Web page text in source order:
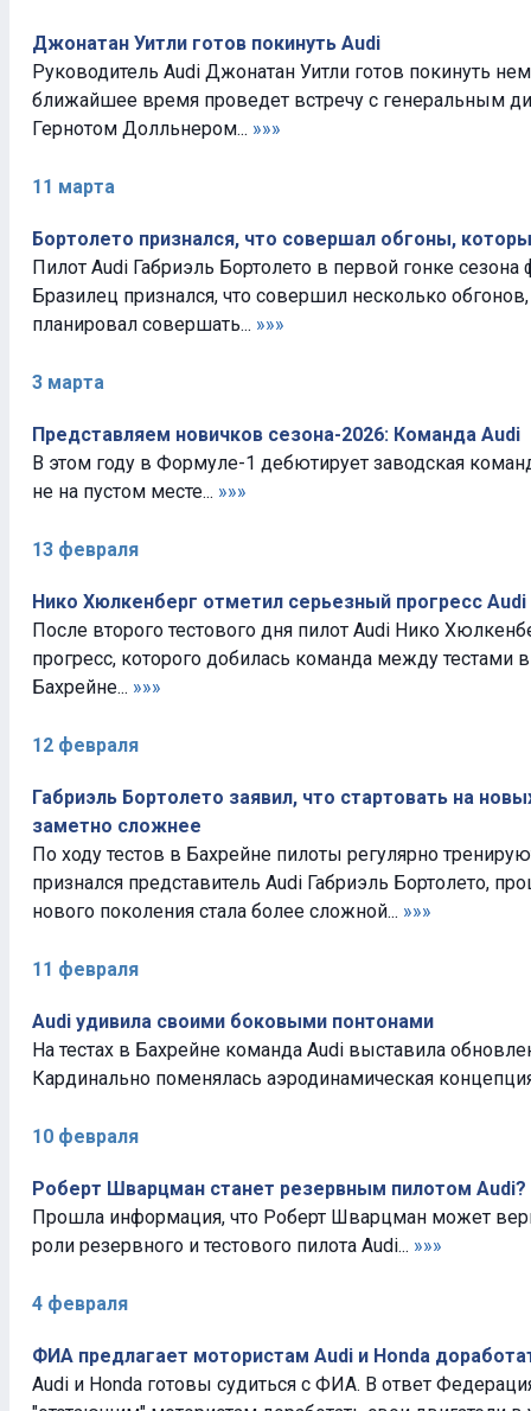
Джонатан Уитли готов покинуть Audi
Руководитель Audi Джонатан Уитли готов покинуть
ближайшее время проведет встречу с генеральным
Гернотом Долльнером... »»»
11 марта
Бортолето признался, что совершал обгоны,
Пилот Audi Габриэль Бортолето в первой гонке
Бразилец признался, что совершил несколько
планировал совершать... »»»
3 марта
Представляем новичков сезона-2026: Команда Audi
В этом году в Формуле-1 дебютирует заводская
не на пустом месте... »»»
13 февраля
Нико Хюлкенберг отметил серьезный прогресс Audi
После второго тестового дня пилот Audi Нико
прогресс, которого добилась команда между тестами
Бахрейне... »»»
12 февраля
Габриэль Бортолето заявил, что стартовать на
заметно сложнее
По ходу тестов в Бахрейне пилоты регулярно
признался представитель Audi Габриэль Бортолето,
нового поколения стала более сложной... »»»
11 февраля
Audi удивила своими боковыми понтонами
На тестах в Бахрейне команда Audi выставила
Кардинально поменялась аэродинамическая
10 февраля
Роберт Шварцман станет резервным пилотом Audi?
Прошла информация, что Роберт Шварцман может
роли резервного и тестового пилота Audi... »»»
4 февраля
ФИА предлагает мотористам Audi и Honda
Audi и Honda готовы судиться с ФИА. В ответ